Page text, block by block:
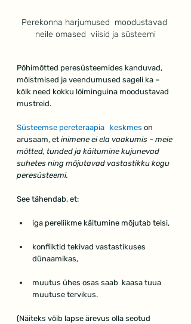
Perekonna harjumused  moodustavad
neile omased  viisid ja süsteemi
Põhimõtted peresüsteemides kanduvad,
mõistmised ja veendumused sageli ka –
kõik need kokku lõiminguina moodustavad
mustreid.
Süsteemse pereteraapia   keskmes on
arusaam, et inimene ei ela vaakumis – meie
mõtted, tunded ja käitumine kujunevad
suhetes ning mõjutavad vastastikku kogu
peresüsteemi.
See tähendab, et:
iga pereliikme käitumine mõjutab teisi,
konfliktid tekivad vastastikuses
dünaamikas,
muutus ühes osas saab  kaasa tuua
muutuse tervikus.
(Näiteks võib lapse ärevus olla seotud